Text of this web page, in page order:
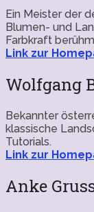
Ein Meister der
Blumen- und
Farbkraft
Link zur
Wolfgang
Bekannter
klassische
Tutorials.
Link zur
Anke